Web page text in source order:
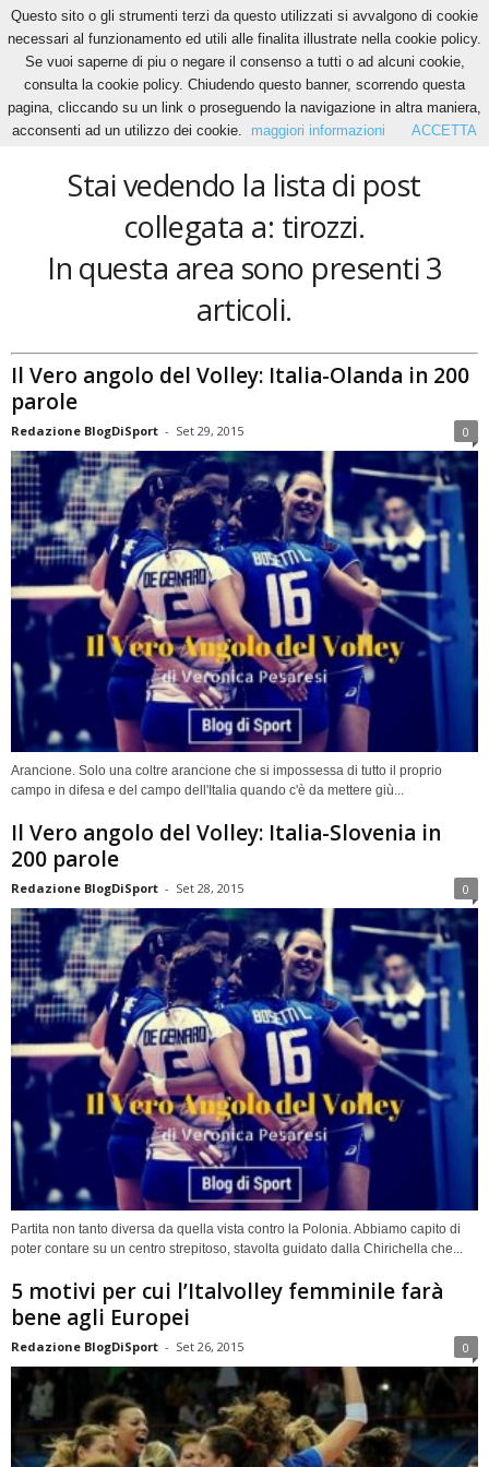
Home Tags Tirozzi
tirozzi
Stai vedendo la lista di post
collegata a: tirozzi.
In questa area sono presenti 3
articoli.
Il Vero angolo del Volley: Italia-Olanda in 200
parole
Redazione BlogDiSport - Set 29, 2015 0
Arancione. Solo una coltre arancione che si impossessa di tutto il proprio
campo in difesa e del campo dell'Italia quando c'è da mettere giù...
Il Vero angolo del Volley: Italia-Slovenia in
200 parole
Redazione BlogDiSport - Set 28, 2015 0
Partita non tanto diversa da quella vista contro la Polonia. Abbiamo capito di
poter contare su un centro strepitoso, stavolta guidato dalla Chirichella che...
5 motivi per cui l’Italvolley femminile farà
bene agli Europei
Redazione BlogDiSport - Set 26, 2015 0
Questo sito o gli strumenti terzi da questo utilizzati si avvalgono di cookie
necessari al funzionamento ed utili alle finalita illustrate nella cookie policy.
Se vuoi saperne di piu o negare il consenso a tutti o ad alcuni cookie,
consulta la cookie policy. Chiudendo questo banner, scorrendo questa
pagina, cliccando su un link o proseguendo la navigazione in altra maniera,
acconsenti ad un utilizzo dei cookie.
maggiori informazioni ACCETTA